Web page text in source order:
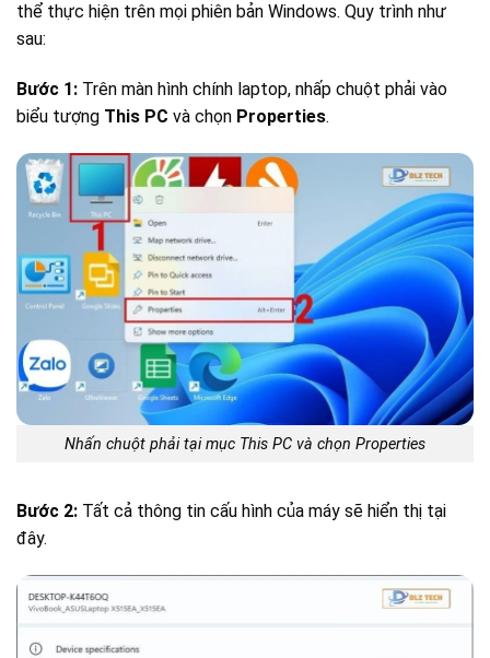
thể thực hiện trên mọi phiên bản Windows. Quy trình như
sau:
Bước 1: Trên màn hình chính laptop, nhấp chuột phải vào
biểu tượng This PC và chọn Properties.
Nhấn chuột phải tại mục This PC và chọn Properties
Bước 2: Tất cả thông tin cấu hình của máy sẽ hiển thị tại
đây.